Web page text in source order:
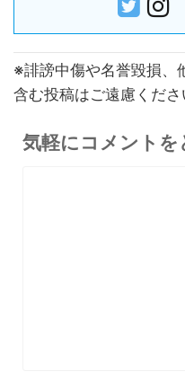
※誹謗中傷や名誉毀損、
含む投稿はご遠慮くださ
気軽にコメントを